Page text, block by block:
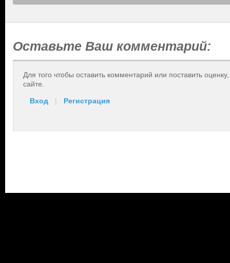
Оставьте Ваш комментарий:
Для того чтобы оставить комментарий или поставить
сайте.
Вход | Регистрация